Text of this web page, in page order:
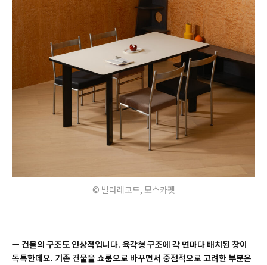
© 빌라레코드, 모스카펫
ㅡ 건물의 구조도 인상적입니다. 육각형 구조에 각 면마다 배치된 창이
독특한데요. 기존 건물을 쇼룸으로 바꾸면서 중점적으로 고려한 부분은